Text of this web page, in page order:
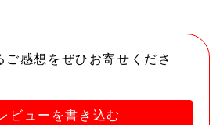
ご感想をぜひお寄せくださ
ビューを書き込む